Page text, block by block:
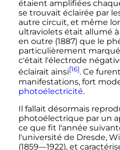
étaient amplifiées
se trouvait éclairée par
autre circuit, et même
ultraviolets était allumé
en outre (1887) que le
particulièrement
c'était l'électrode
éclairait ainsi[16]. Ce
manifestations, fort
photoélectricité.
Il fallait désormais
photoélectrique par un
ce que fit l'année
l'université de Dresde,
(1859—1922), et